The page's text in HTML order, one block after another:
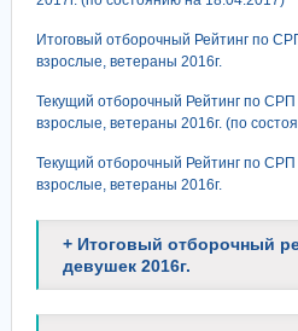
Итоговый отборочный Рейтинг по
взрослые, ветераны 2016г.
Текущий отборочный Рейтинг по
взрослые, ветераны 2016г. (по
Текущий отборочный Рейтинг по
взрослые, ветераны 2016г.
+ Итоговый отборочный
девушек 2016г.